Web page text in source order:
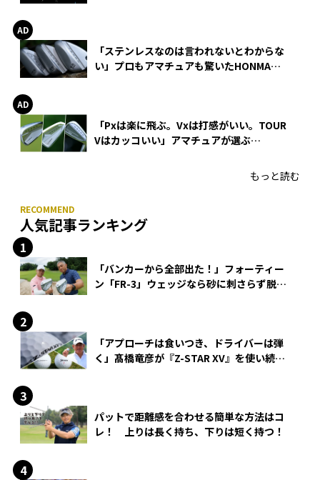
「ステンレスなのは言われないとわからな
い」プロもアマチュアも驚いたHONMA
「Pxは楽に飛ぶ。Vxは打感がいい。TOUR
Vはカッコいい」アマチュアが選ぶ
もっと読む
人気記事ランキング
「バンカーから全部出た！」フォーティー
ン「FR-3」ウェッジなら砂に刺さらず脱出
「アプローチは食いつき、ドライバーは弾
く」髙橋竜彦が『Z-STAR XV』を使い続け
パットで距離感を合わせる簡単な方法はコ
レ！ 上りは長く持ち、下りは短く持つ！